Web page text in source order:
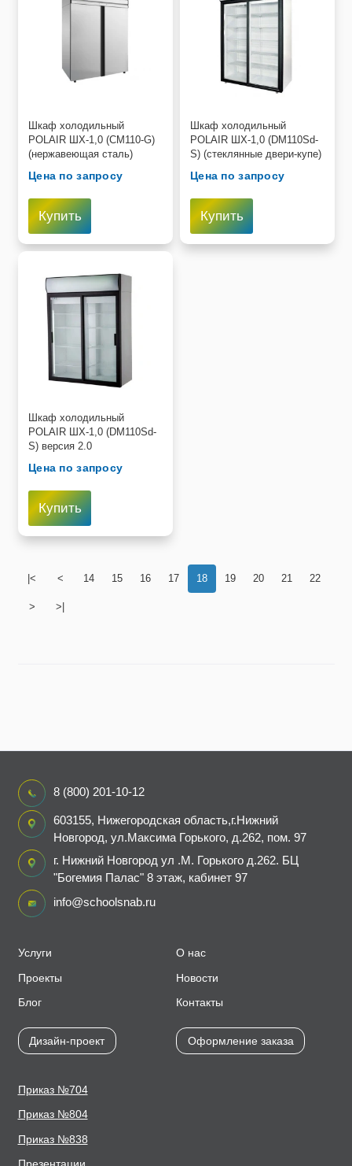
Шкаф холодильный
POLAIR ШХ-1,0 (CM110-G)
(нержавеющая сталь)
Цена по запросу
Купить
Шкаф холодильный
POLAIR ШХ-1,0 (DM110Sd-
S) (стеклянные двери-купе)
Цена по запросу
Купить
Шкаф холодильный
POLAIR ШХ-1,0 (DM110Sd-
S) версия 2.0
Цена по запросу
Купить
|< < 14 15 16 17 18 19 20 21 22
> >|
Услуги
Проекты
Блог
Дизайн-проект
О нас
Новости
Контакты
Оформление заказа
Приказ №704
Приказ №804
Приказ №838
8 (800) 201-10-12
603155, Нижегородская область,г.Нижний
Новгород, ул.Максима Горького, д.262, пом. 97
г. Нижний Новгород ул .М. Горького д.262. БЦ
"Богемия Палас" 8 этаж, кабинет 97
info@schoolsnab.ru